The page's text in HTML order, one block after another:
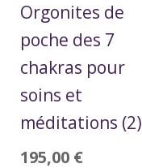
Orgonites de
poche des 7
chakras pour
soins et
méditations (2)
195,00 €